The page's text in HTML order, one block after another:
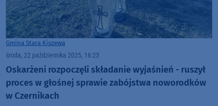
Gmina Stara Kiszewa
środa, 22 października 2025, 16:23
Oskarżeni rozpoczęli składanie wyjaśnień - ruszył
proces w głośnej sprawie zabójstwa noworodków
w Czernikach